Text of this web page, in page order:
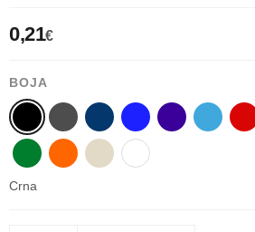
0,21€
BOJA
Crna